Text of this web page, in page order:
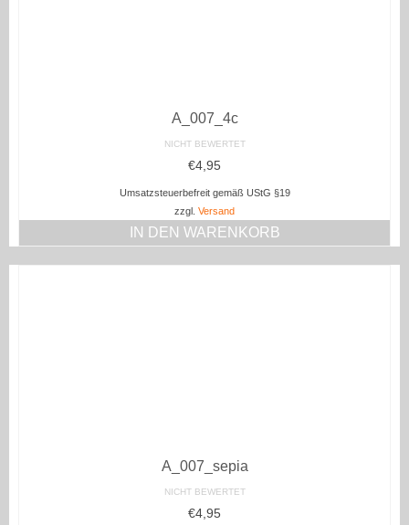
A_007_4c
NICHT BEWERTET
€4,95
Umsatzsteuerbefreit gemäß UStG §19
zzgl. Versand
IN DEN WARENKORB
A_007_sepia
NICHT BEWERTET
€4,95